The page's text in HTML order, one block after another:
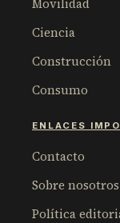
Ciencia
Construcción
Consumo
ENLACES
Contacto
Sobre nosotros
Política